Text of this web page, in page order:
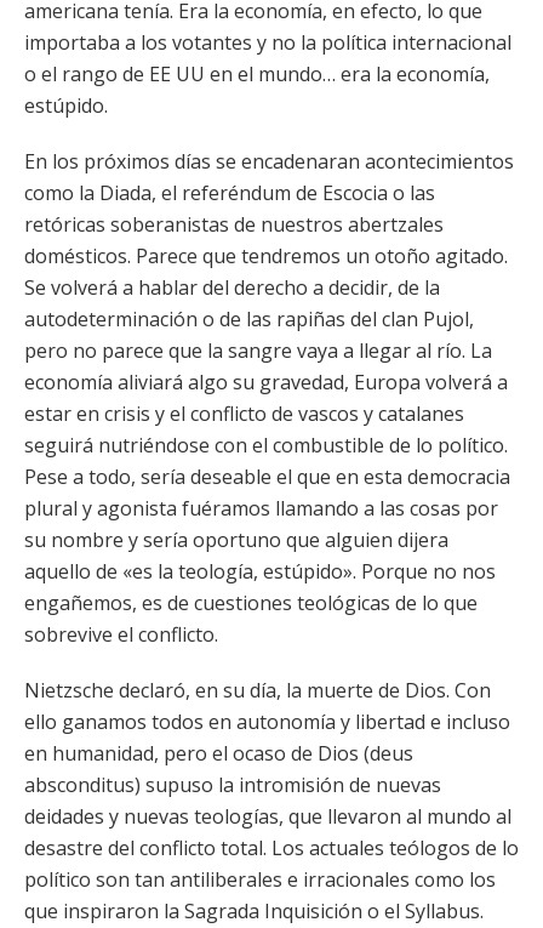
americana tenía. Era la economía, en efecto, lo que
importaba a los votantes y no la política internacional
o el rango de EE UU en el mundo… era la economía,
estúpido.
En los próximos días se encadenaran acontecimientos
como la Diada, el referéndum de Escocia o las
retóricas soberanistas de nuestros abertzales
domésticos. Parece que tendremos un otoño agitado.
Se volverá a hablar del derecho a decidir, de la
autodeterminación o de las rapiñas del clan Pujol,
pero no parece que la sangre vaya a llegar al río. La
economía aliviará algo su gravedad, Europa volverá a
estar en crisis y el conflicto de vascos y catalanes
seguirá nutriéndose con el combustible de lo político.
Pese a todo, sería deseable el que en esta democracia
plural y agonista fuéramos llamando a las cosas por
su nombre y sería oportuno que alguien dijera
aquello de «es la teología, estúpido». Porque no nos
engañemos, es de cuestiones teológicas de lo que
sobrevive el conflicto.
Nietzsche declaró, en su día, la muerte de Dios. Con
ello ganamos todos en autonomía y libertad e incluso
en humanidad, pero el ocaso de Dios (deus
absconditus) supuso la intromisión de nuevas
deidades y nuevas teologías, que llevaron al mundo al
desastre del conflicto total. Los actuales teólogos de lo
político son tan antiliberales e irracionales como los
que inspiraron la Sagrada Inquisición o el Syllabus.